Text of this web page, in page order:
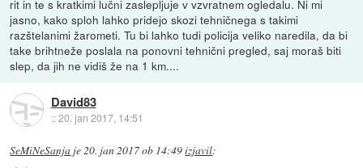
rit in te s kratkimi lučni zaslepljuje v vzvratnem ogledalu. Ni mi
jasno, kako sploh lahko pridejo skozi tehničnega s takimi
razštelanimi žarometi. Tu bi lahko tudi policija veliko naredila, da bi
take brihtneže poslala na ponovni tehnični pregled, saj moraš biti
slep, da jih ne vidiš že na 1 km....
David83
::20. jan 2017, 14:51
SeMiNeSanja je20. jan 2017 ob 14:49izjavil: